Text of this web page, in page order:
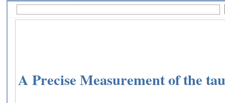
A Precise Measurement of the